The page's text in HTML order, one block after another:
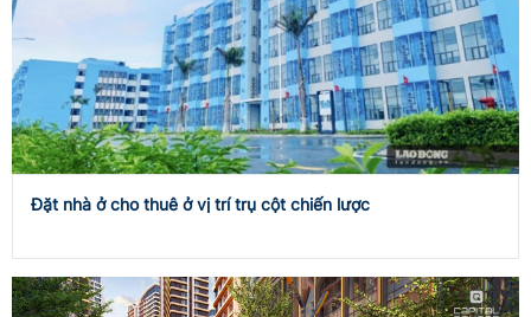
Đặt nhà ở cho thuê ở vị trí trụ cột chiến lược